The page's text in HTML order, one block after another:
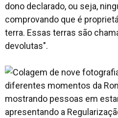
dono declarado, ou seja,
comprovando que é
terra. Essas terras são
devolutas".